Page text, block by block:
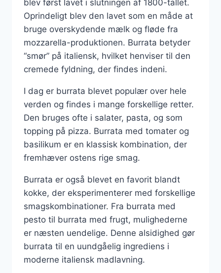
blev først lavet i slutningen af 1800-tallet.
Oprindeligt blev den lavet som en måde at
bruge overskydende mælk og fløde fra
mozzarella-produktionen. Burrata betyder
“smør” på italiensk, hvilket henviser til den
cremede fyldning, der findes indeni.
I dag er burrata blevet populær over hele
verden og findes i mange forskellige retter.
Den bruges ofte i salater, pasta, og som
topping på pizza. Burrata med tomater og
basilikum er en klassisk kombination, der
fremhæver ostens rige smag.
Burrata er også blevet en favorit blandt
kokke, der eksperimenterer med forskellige
smagskombinationer. Fra burrata med
pesto til burrata med frugt, mulighederne
er næsten uendelige. Denne alsidighed gør
burrata til en uundgåelig ingrediens i
moderne italiensk madlavning.